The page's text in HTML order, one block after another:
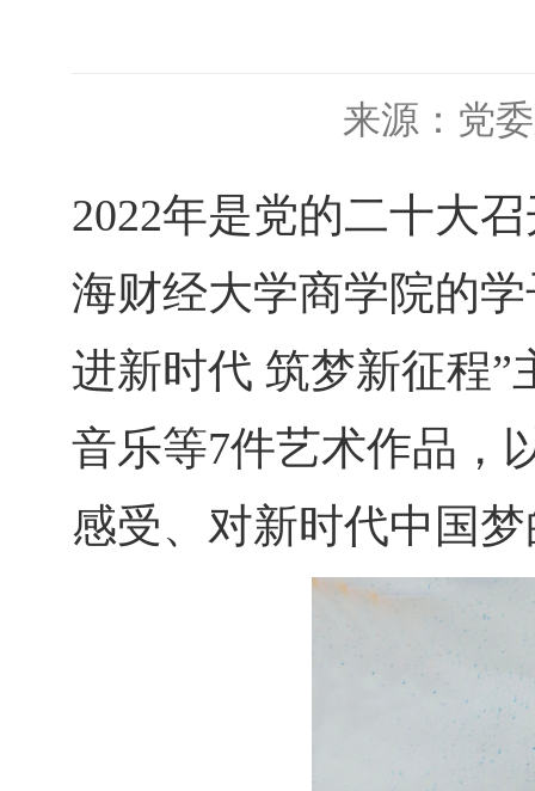
来源：党
2022年是党的二十大
海财经大学商学院的
进新时代 筑梦新征程
音乐等7件艺术作品，
感受、对新时代中国